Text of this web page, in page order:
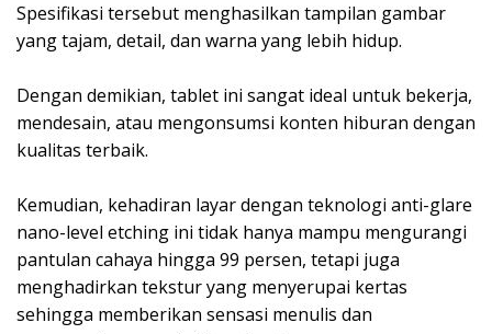
Spesifikasi tersebut menghasilkan tampilan gambar
yang tajam, detail, dan warna yang lebih hidup.
Dengan demikian, tablet ini sangat ideal untuk bekerja,
mendesain, atau mengonsumsi konten hiburan dengan
kualitas terbaik.
Kemudian, kehadiran layar dengan teknologi anti-glare
nano-level etching ini tidak hanya mampu mengurangi
pantulan cahaya hingga 99 persen, tetapi juga
menghadirkan tekstur yang menyerupai kertas
sehingga memberikan sensasi menulis dan